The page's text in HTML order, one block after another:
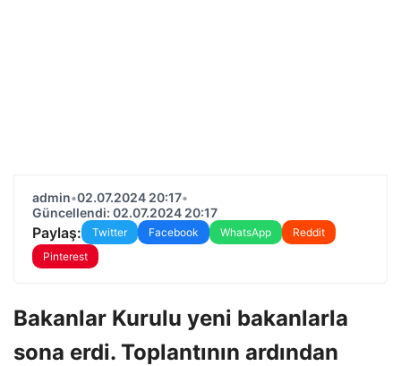
admin•02.07.2024 20:17•
Güncellendi: 02.07.2024 20:17
Paylaş: Twitter Facebook WhatsApp
Reddit
Pinterest
Bakanlar Kurulu yeni bakanlarla
sona erdi. Toplantının ardından